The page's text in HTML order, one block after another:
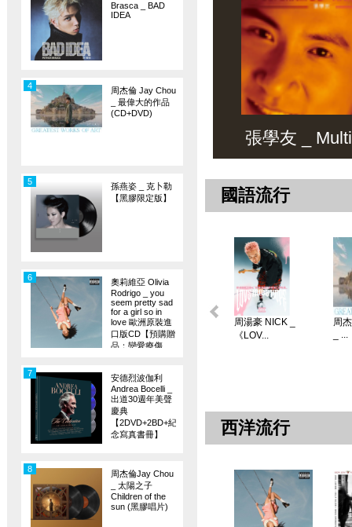
Brasca _ BAD
IDEA
周杰倫 Jay Chou
_ 最偉大的作品
(CD+DVD)
4
孫燕姿 _ 克卜勒
【黑膠限定版】
5
奧莉維亞 Olivia
Rodrigo _ you
seem pretty sad
for a girl so in
love 歐洲原裝進
口版CD【預購贈
品：戀愛療傷
6
安德烈波伽利
Andrea Bocelli _
出道30週年美聲
慶典
【2DVD+2BD+紀
念寫真書冊】
7
周杰倫Jay Chou
_ 太陽之子
Children of the
sun (黑膠唱片)
8
張學友 _
國語流行
周湯豪 NICK _
《LOV...
周
_ ...
西洋流行